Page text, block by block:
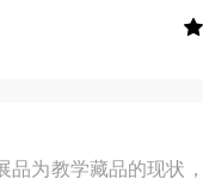
品为教学藏品的现状